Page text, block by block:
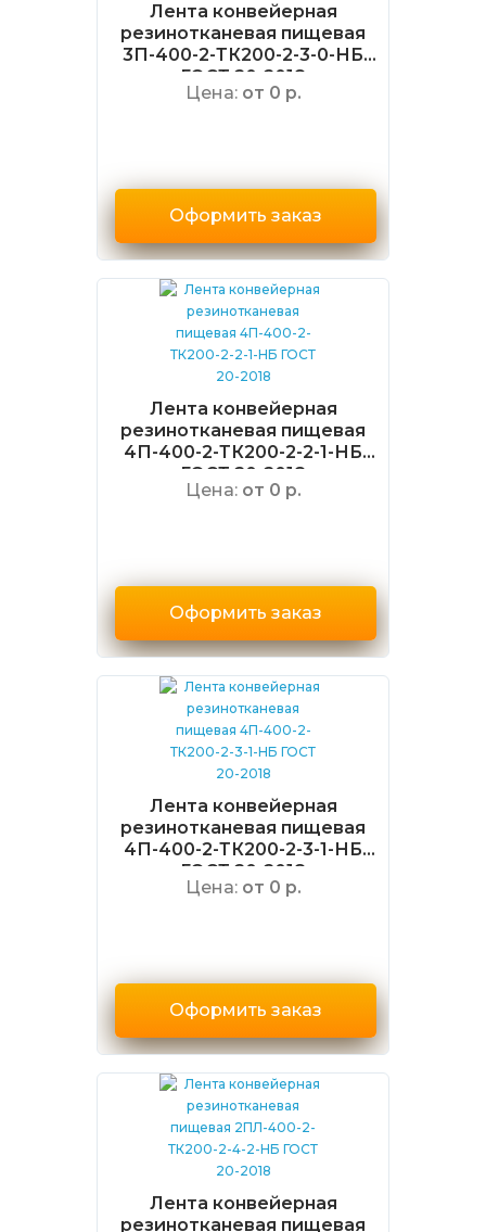
Лента конвейерная
резинотканевая пищевая
3П-400-2-ТК200-2-3-0-НБ
ГОСТ 20-2018
Цена: от 0 р.
Оформить заказ
Лента конвейерная
резинотканевая пищевая
4П-400-2-ТК200-2-2-1-НБ
ГОСТ 20-2018
Цена: от 0 р.
Оформить заказ
Лента конвейерная
резинотканевая пищевая
4П-400-2-ТК200-2-3-1-НБ
ГОСТ 20-2018
Цена: от 0 р.
Оформить заказ
Лента конвейерная
резинотканевая пищевая